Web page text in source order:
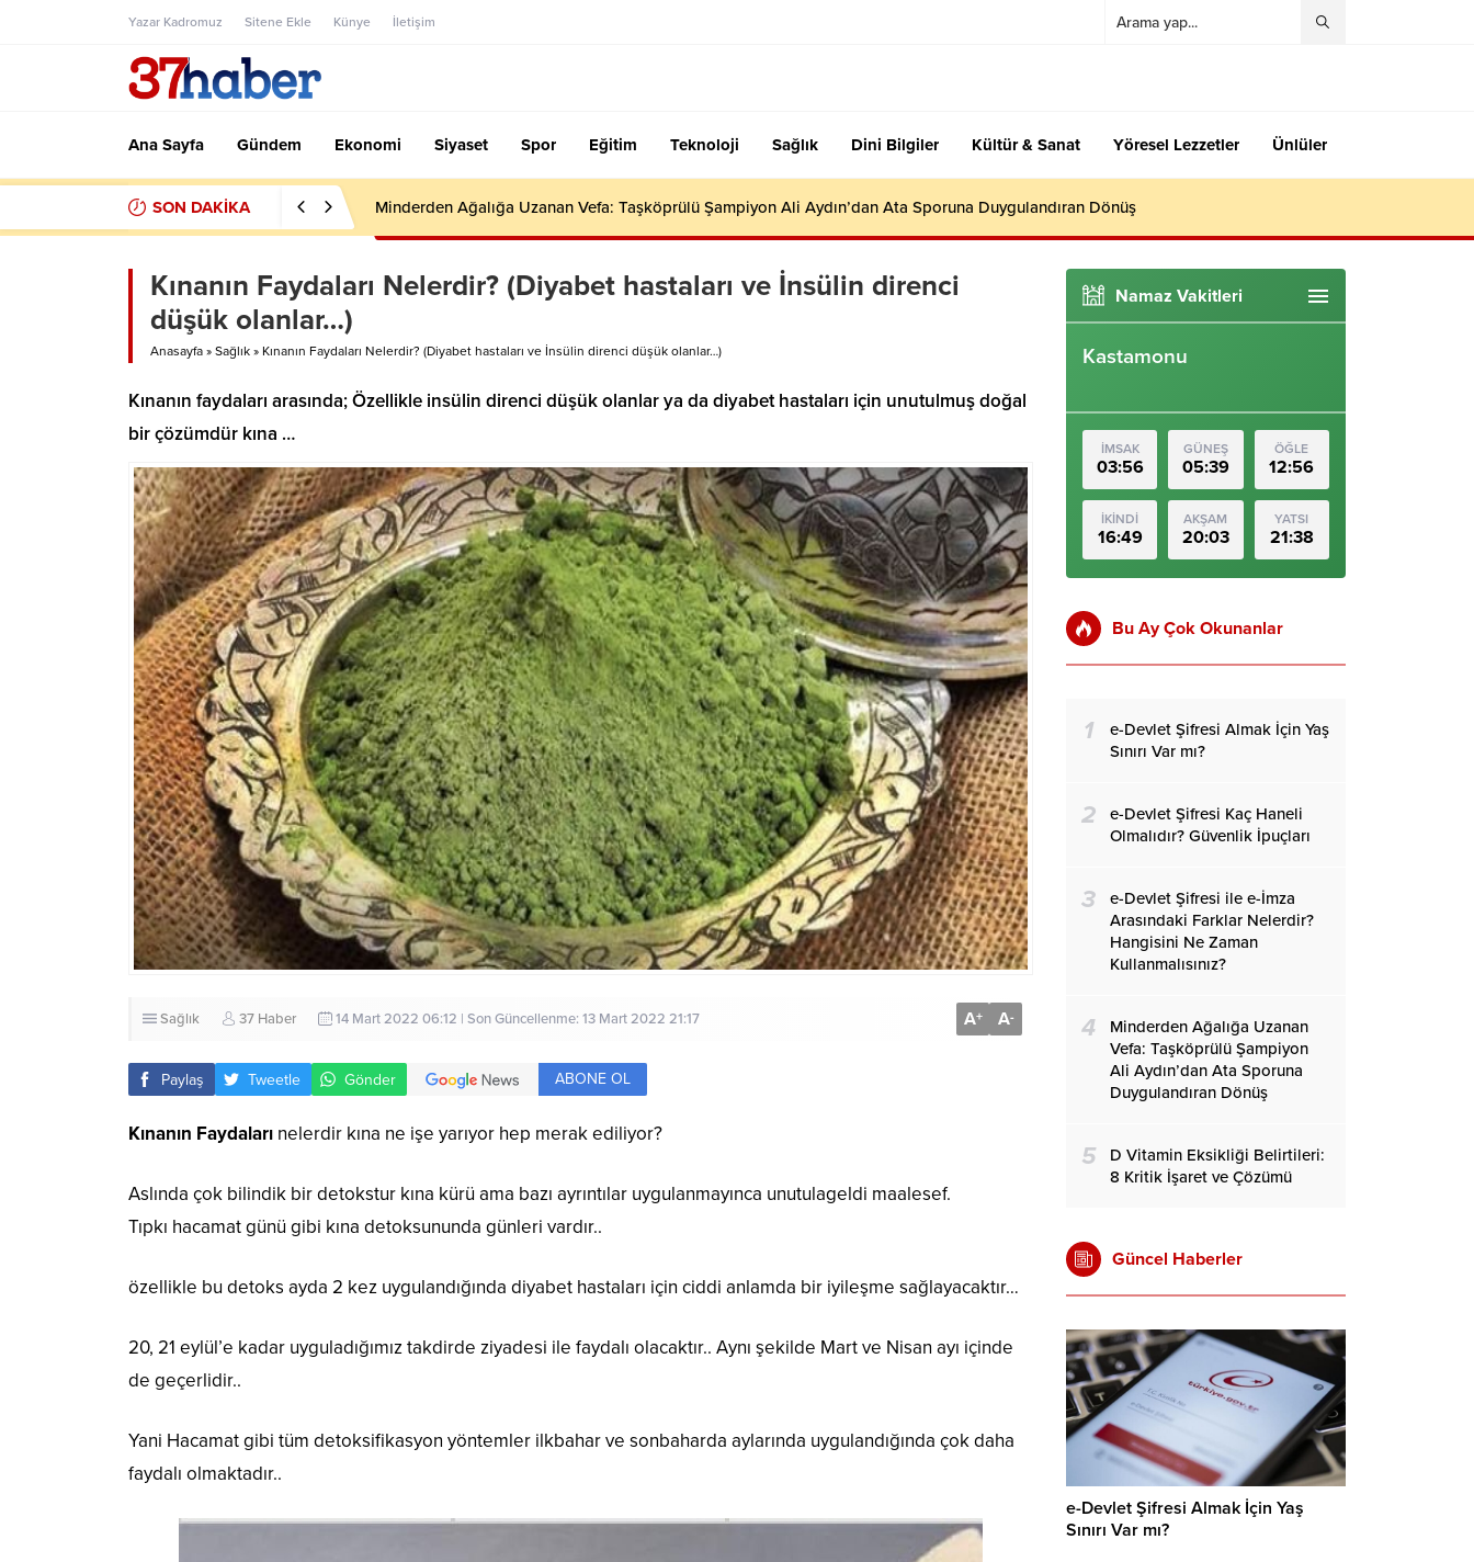
Yazar Kadromuz Sitene Ekle Künye İletişim
Ana Sayfa Gündem Ekonomi Siyaset Spor Eğitim Teknoloji Sağlık Dini Bilgiler Kültür & Sanat Yöresel Lezzetler Ünlüler
SON DAKİKA Minderden Ağalığa Uzanan Vefa: Taşköprülü Şampiyon Ali Aydın’dan Ata Sporuna Duygulandıran Dönüş
Kınanın Faydaları Nelerdir? (Diyabet hastaları ve İnsülin direnci
düşük olanlar…)
Anasayfa » Sağlık » Kınanın Faydaları Nelerdir? (Diyabet hastaları ve İnsülin direnci düşük olanlar…)
Kınanın faydaları arasında; Özellikle insülin direnci düşük olanlar ya da diyabet hastaları için unutulmuş doğal
bir çözümdür kına …
Sağlık 37 Haber 14 Mart 2022 06:12 | Son Güncellenme: 13 Mart 2022 21:17 A+ A-
Paylaş Tweetle Gönder ABONE OL
Kınanın Faydaları nelerdir kına ne işe yarıyor hep merak ediliyor?
Aslında çok bilindik bir detokstur kına kürü ama bazı ayrıntılar uygulanmayınca unutulageldi maalesef.
Tıpkı hacamat günü gibi kına detoksununda günleri vardır..
özellikle bu detoks ayda 2 kez uygulandığında diyabet hastaları için ciddi anlamda bir iyileşme sağlayacaktır…
20, 21 eylül’e kadar uyguladığımız takdirde ziyadesi ile faydalı olacaktır.. Aynı şekilde Mart ve Nisan ayı içinde
de geçerlidir..
Yani Hacamat gibi tüm detoksifikasyon yöntemler ilkbahar ve sonbaharda aylarında uygulandığında çok daha
faydalı olmaktadır..
Namaz Vakitleri
Kastamonu
İMSAK
03:56
GÜNEŞ
05:39
ÖĞLE
12:56
İKİNDİ
16:49
AKŞAM
20:03
YATSI
21:38
Bu Ay Çok Okunanlar
1
e-Devlet Şifresi Almak İçin Yaş
Sınırı Var mı?
2
e-Devlet Şifresi Kaç Haneli
Olmalıdır? Güvenlik İpuçları
3
e-Devlet Şifresi ile e-İmza
Arasındaki Farklar Nelerdir?
Hangisini Ne Zaman
Kullanmalısınız?
4
Minderden Ağalığa Uzanan
Vefa: Taşköprülü Şampiyon
Ali Aydın’dan Ata Sporuna
Duygulandıran Dönüş
5
D Vitamin Eksikliği Belirtileri:
8 Kritik İşaret ve Çözümü
Güncel Haberler
e-Devlet Şifresi Almak İçin Yaş
Sınırı Var mı?